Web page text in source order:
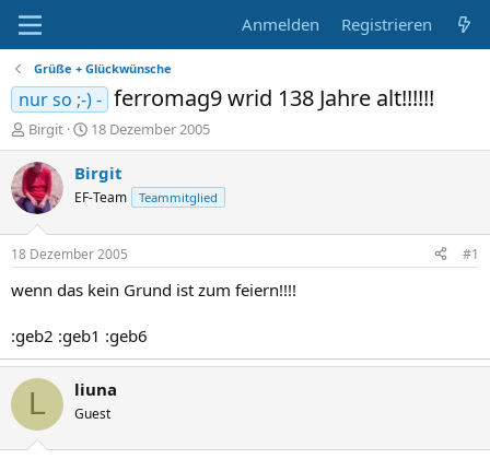
Anmelden Registrieren
Grüße + Glückwünsche
nur so ;-) - ferromag9 wrid 138 Jahre alt!!!!!!
E
r
s
t
e
e
r
Birgit
E
r
s
e
t
a
18 Dezember 2005
Birgit
EF-Team Teammitglied
18 Dezember 2005 #1
wenn das kein Grund ist zum feiern!!!!
:geb2 :geb1 :geb6
L liuna
Guest